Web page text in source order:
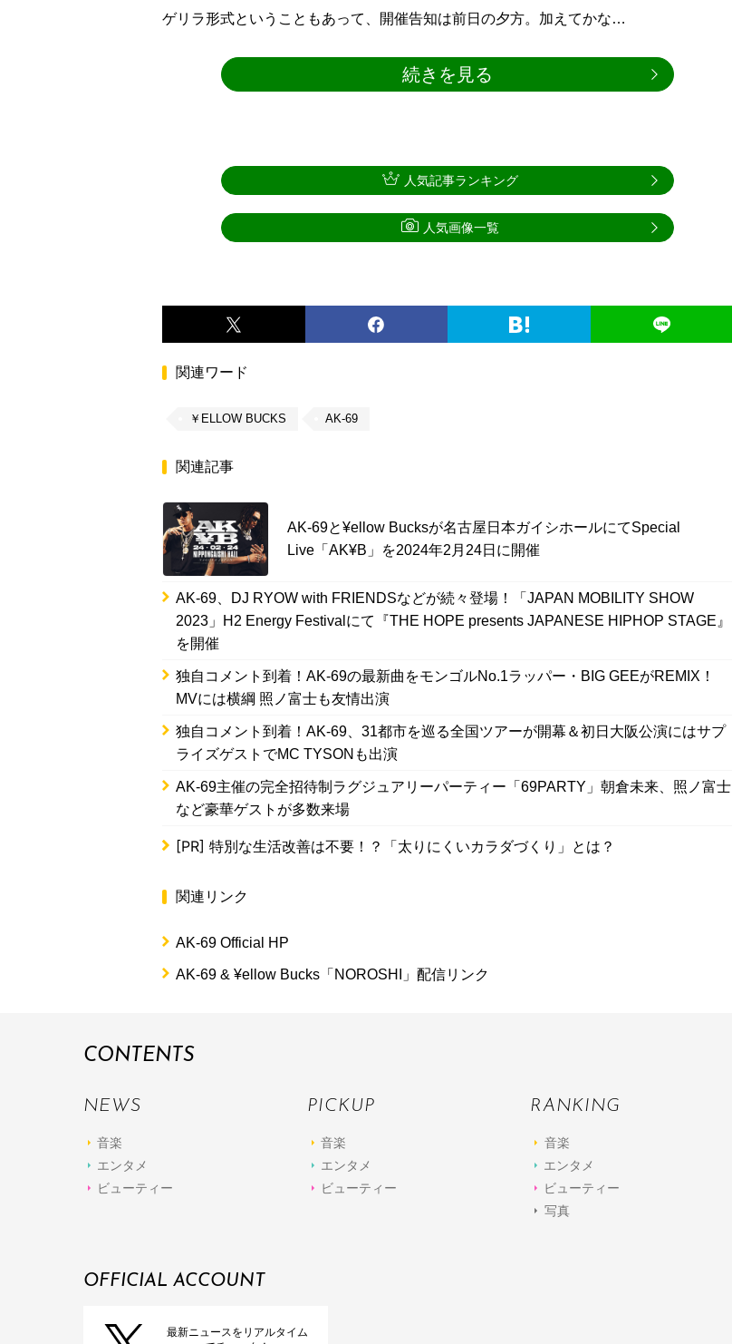
ゲリラ形式ということもあって、開催告知は前日の夕方。加えてかな…
続きを見る
関連ワード
￥ELLOW BUCKS AK-69
関連記事
AK-69と¥ellow Bucksが名古屋日本ガイシホールにてSpecial
Live「AK¥B」を2024年2月24日に開催
AK-69、DJ RYOW with FRIENDSなどが続々登場！「JAPAN MOBILITY SHOW
2023」H2 Energy Festivalにて『THE HOPE presents JAPANESE HIPHOP STAGE』
を開催
独自コメント到着！AK-69の最新曲をモンゴルNo.1ラッパー・BIG GEEがREMIX！
MVには横綱 照ノ富士も友情出演
独自コメント到着！AK-69、31都市を巡る全国ツアーが開幕＆初日大阪公演にはサプ
ライズゲストでMC TYSONも出演
AK-69主催の完全招待制ラグジュアリーパーティー「69PARTY」朝倉未来、照ノ富士
など豪華ゲストが多数来場
[PR] 特別な生活改善は不要！？「太りにくいカラダづくり」とは？
関連リンク
AK-69 Official HP
AK-69 & ¥ellow Bucks「NOROSHI」配信リンク
人気記事ランキング
人気画像一覧
CONTENTS
NEWS
音楽
エンタメ
ビューティー
PICKUP
音楽
エンタメ
ビューティー
RANKING
音楽
エンタメ
ビューティー
写真
OFFICIAL ACCOUNT
最新ニュースをリアルタイム